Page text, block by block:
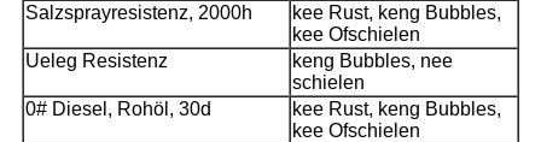
Salzsprayresistenz, 2000h
kee Rust, keng Bubbles,
kee Ofschielen
Ueleg Resistenz
keng Bubbles, nee
schielen
0# Diesel, Rohöl, 30d
kee Rust, keng Bubbles,
kee Ofschielen